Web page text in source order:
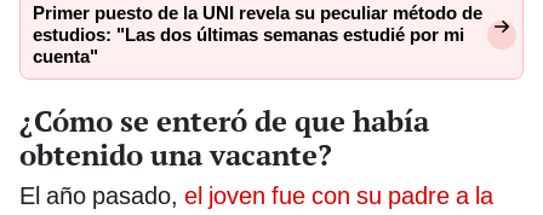
Primer puesto de la UNI revela su peculiar método de
estudios: "Las dos últimas semanas estudié por mi
cuenta"
¿Cómo se enteró de que había
obtenido una vacante?
El año pasado, el joven fue con su padre a la